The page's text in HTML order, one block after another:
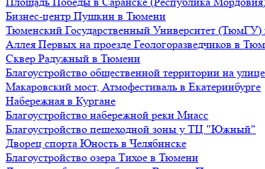
Бизнес-центр Пушкин в Тюмени
Тюменский Государственный Университет (ТюмГУ)
Аллея Первых на проезде Геологоразведчиков в
Сквер Радужный в Тюмени
Благоустройство общественной территории на
Макаровский мост, Атмофестиваль в Екатеринбурге
Набережная в Кургане
Благоустройство набережной реки Миасс
Благоустройство пешеходной зоны у ТЦ "Южный"
Дворец спорта Юность в Челябинске
Благоустройство озера Тихое в Тюмени